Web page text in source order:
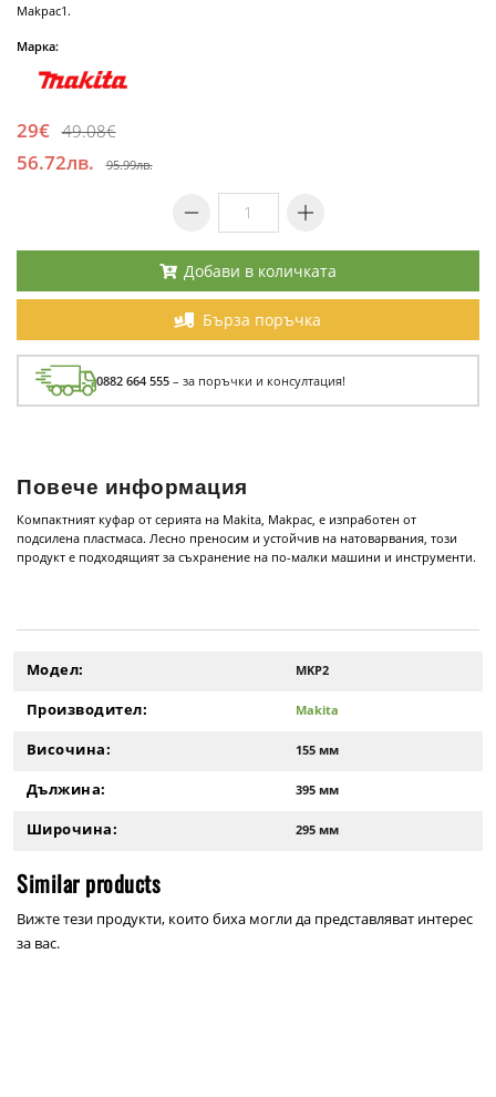
Makpac1.
Марка:
29€ 49.08€
56.72лв. 95.99лв.
Добави в количката
Бърза поръчка
0882 664 555 – за поръчки и консултация!
Повече информация
Компактният куфар от серията на Makita, Makpac, e изпработен от
подсилена пластмаса. Лесно преносим и устойчив на натоварвания, този
продукт е подходящият за съхранение на по-малки машини и инструменти.
Модел: MKP2
Производител: Makita
Височина: 155 мм
Дължина: 395 мм
Широчина: 295 мм
Similar products
Вижте тези продукти, които биха могли да представляват интерес
за вас.